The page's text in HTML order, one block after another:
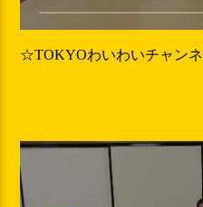
☆TOKYOわいわいチャン